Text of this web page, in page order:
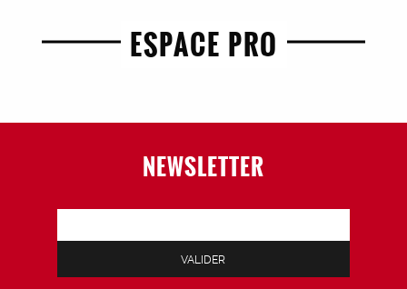
ESPACE PRO
NEWSLETTER